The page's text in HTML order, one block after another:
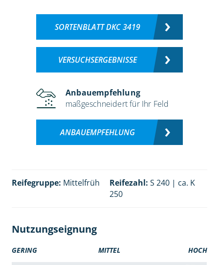
SORTENBLATT DKC 3419
VERSUCHSERGEBNISSE
Anbauempfehlung
maßgeschneidert für Ihr Feld
ANBAUEMPFEHLUNG
Reifegruppe: Mittelfrüh Reifezahl: S 240 | ca. K
250
Nutzungseignung
GERING MITTEL HOCH